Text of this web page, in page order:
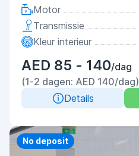
Motor
Transmissie
Kleur interieur
AED 85 - 140/dag
(1-2 dagen: AED 140/dag)
Details
Priority
No deposit